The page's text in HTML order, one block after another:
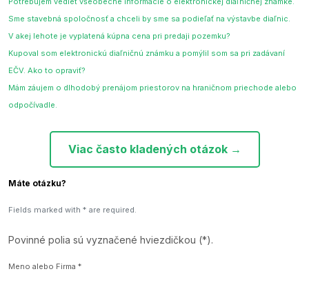
Sme stavebná spoločnosť a chceli by sme sa podieľať na výstavbe diaľnic.
V akej lehote je vyplatená kúpna cena pri predaji pozemku?
Kupoval som elektronickú diaľničnú známku a pomýlil som sa pri zadávaní
EČV. Ako to opraviť?
Mám záujem o dlhodobý prenájom priestorov na hraničnom priechode alebo
odpočívadle.
Viac často kladených otázok →
Máte otázku?
Fields marked with * are required.
Povinné polia sú vyznačené hviezdičkou (*).
Meno alebo Firma *